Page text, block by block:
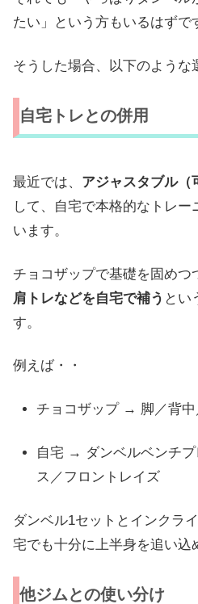
たい」という方もいるはずで
そうした場合、以下のような
自宅トレとの併用
最近では、 アジャスタブル（
して、自宅で本格的なトレー
います。
チョコザップで基礎を固めつ
肩トレなどを自宅で補う とい
す。
例えば・・
チョコザップ → 脚／背
自宅 → ダンベルベンチ
ス／フロントレイズ
ダンベル1セットとインクラ
宅でも十分に上半身を追い込
他ジムとの使い分け